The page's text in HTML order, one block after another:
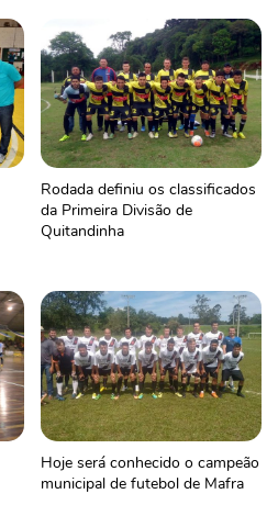
Rodada definiu os classificados
da Primeira Divisão de
Quitandinha
Hoje será conhecido o campeão
municipal de futebol de Mafra